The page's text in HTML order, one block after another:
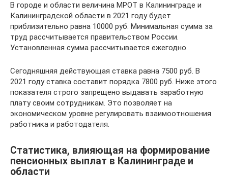
В городе и области величина МРОТ в Калининграде и
Калининградской области в 2021 году будет
приблизительно равна 10000 руб. Минимальная сумма за
труд рассчитывается правительством России.
Установленная сумма рассчитывается ежегодно.
Сегодняшняя действующая ставка равна 7500 руб. В
2021 году ставка составит порядка 7800 руб. Ниже этого
показателя строго запрещено выдавать заработную
плату своим сотрудникам. Это позволяет на
экономическом уровне регулировать взаимоотношения
работника и работодателя.
Статистика, влияющая на формирование
пенсионных выплат в Калининграде и
области